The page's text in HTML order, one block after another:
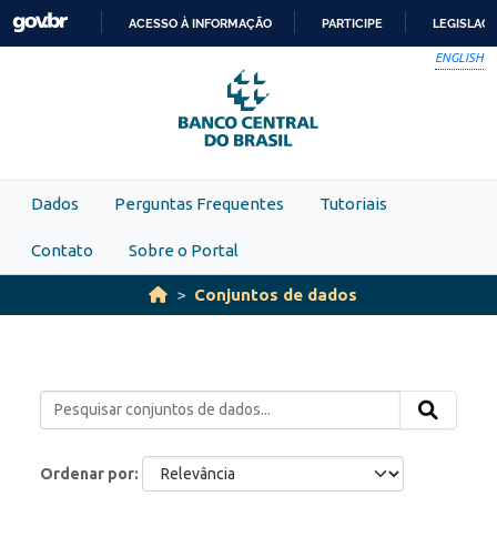
Skip to main content
PARA
O
CONTEÚDO
ACESSO À INFORMAÇÃO PARTICIPE
ENGLISH
Dados Perguntas Frequentes Tutoriais
Contato Sobre o Portal
Conjuntos de dados
Ordenar por